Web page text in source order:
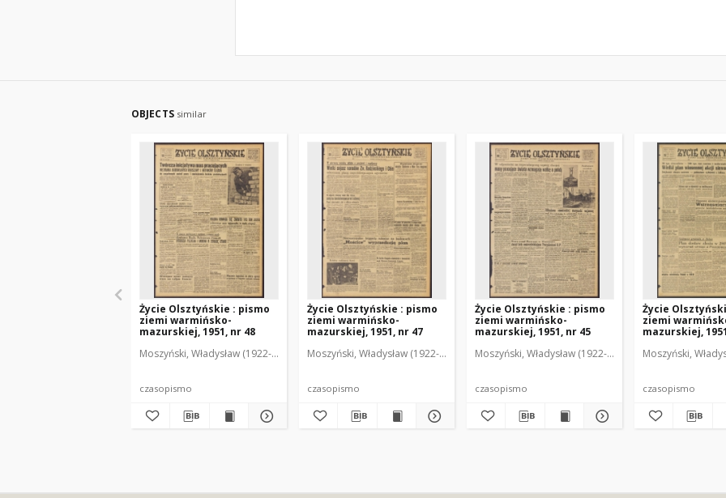
OBJECTS similar
Życie Olsztyńskie : pismo
ziemi warmińsko-
mazurskiej, 1951, nr 48
Moszyński, Władysław (1922-2001). Red. Mroczkowski, Włodzimierz (1902-1971). Red. Osiecki, Andrzej. Red.
czasopismo
Życie Olsztyńskie : pismo
ziemi warmińsko-
mazurskiej, 1951, nr 47
Moszyński, Władysław (1922-2001). Red. Mroczkowski, Włodzimierz (1902-1971). Red.
czasopismo
Życie Olsztyńskie : pismo
ziemi warmińsko-
mazurskiej, 1951, nr 45
Moszyński, Władysław (1922-2001). Red. Mroczkowski,
czasopismo
Życie
ziemi
mazurskiej,
Moszyński,
czasopismo